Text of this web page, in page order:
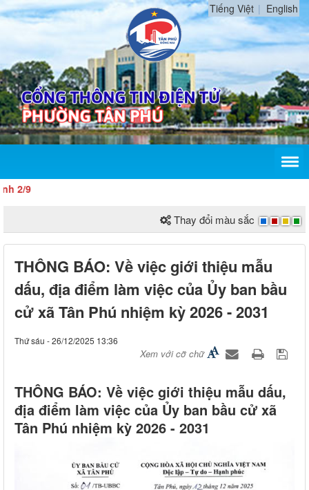
Tiếng Việt English
9
Thay đổi màu sắc
THÔNG BÁO: Về việc giới thiệu mẫu
dấu, địa điểm làm việc của Ủy ban bầu
cử xã Tân Phú nhiệm kỳ 2026 - 2031
Thứ sáu - 26/12/2025 13:36
Xem với cỡ chữ
THÔNG BÁO: Về việc giới thiệu mẫu dấu,
địa điểm làm việc của Ủy ban bầu cử xã
Tân Phú nhiệm kỳ 2026 - 2031